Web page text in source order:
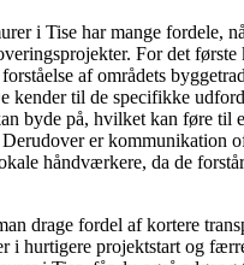
i Tise har mange fordele,
For det første
af områdets
kender til de specifikke
byde på, hvilket kan føre til
er kommunikation
håndværkere, da de
drage fordel af kortere
i hurtigere projektstart og